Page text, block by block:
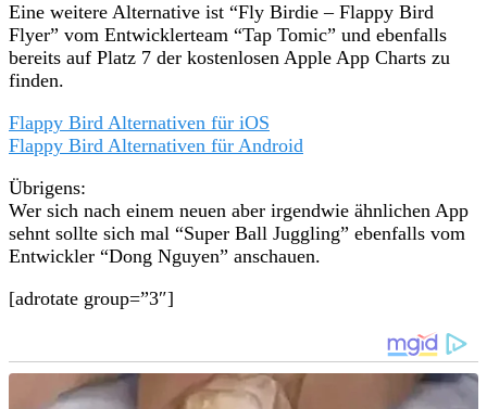
Eine weitere Alternative ist “Fly Birdie – Flappy Bird
Flyer” vom Entwicklerteam “Tap Tomic” und ebenfalls
bereits auf Platz 7 der kostenlosen Apple App Charts zu
finden.
Flappy Bird Alternativen für iOS
Flappy Bird Alternativen für Android
Übrigens:
Wer sich nach einem neuen aber irgendwie ähnlichen App
sehnt sollte sich mal “Super Ball Juggling” ebenfalls vom
Entwickler “Dong Nguyen” anschauen.
[adrotate group=”3″]